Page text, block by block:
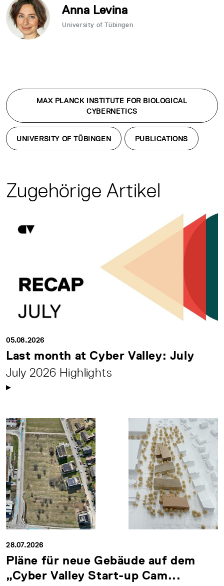
Anna Levina
University of Tübingen
MAX PLANCK INSTITUTE FOR BIOLOGICAL
CYBERNETICS
UNIVERSITY OF TÜBINGEN PUBLICATIONS
Zugehörige Artikel
05.08.2026
Last month at Cyber Valley: July
July 2026 Highlights
28.07.2026
Pläne für neue Gebäude auf dem
„Cyber Valley Start-up Cam...